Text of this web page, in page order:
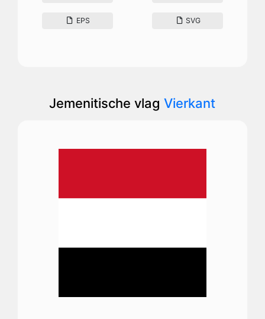
EPS SVG
Jemenitische vlagVierkant